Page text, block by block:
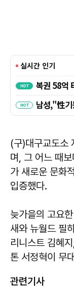
(구)대구교도소
며, 그 어느 때
가 새로운 문화
입증했다.
늦가을의 고요
새와 뉴월드 필
리니스트 김혜
톤 서정혁이 무
관련기사